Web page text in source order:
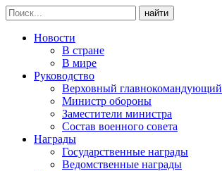
найти
Новости
В стране
В мире
Руководство
Верховный главнокомандующий
Министр обороны
Заместители министра
Состав военного совета
Награды
Государственные награды
Ведомственные награды